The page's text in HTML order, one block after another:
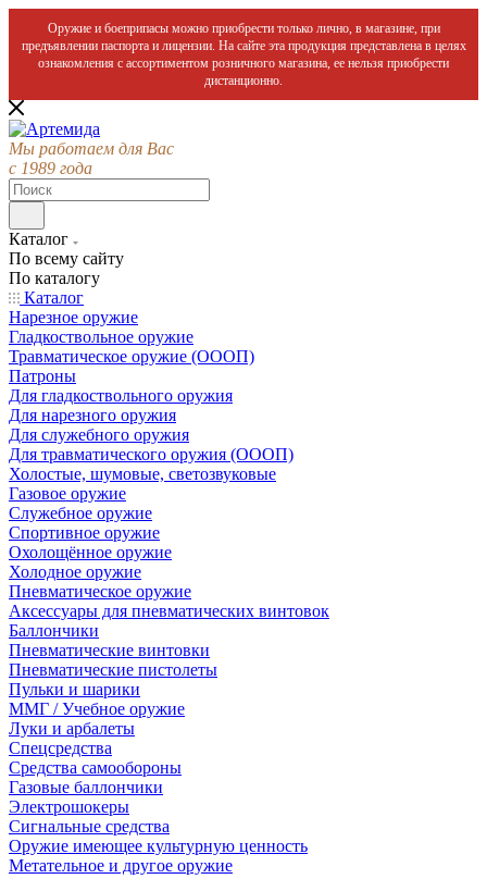
Оружие и боеприпасы можно приобрести только лично, в магазине, при
предъявлении паспорта и лицензии. На сайте эта продукция представлена в целях
ознакомления с ассортиментом розничного магазина, ее нельзя приобрести
дистанционно.
Мы работаем для Вас
с 1989 года
Каталог
По всему сайту
По каталогу
Каталог
Нарезное оружие
Гладкоствольное оружие
Травматическое оружие (ОООП)
Патроны
Для гладкоствольного оружия
Для нарезного оружия
Для служебного оружия
Для травматического оружия (ОООП)
Холостые, шумовые, светозвуковые
Газовое оружие
Служебное оружие
Спортивное оружие
Охолощённое оружие
Холодное оружие
Пневматическое оружие
Аксессуары для пневматических винтовок
Баллончики
Пневматические винтовки
Пневматические пистолеты
Пульки и шарики
ММГ / Учебное оружие
Луки и арбалеты
Спецсредства
Средства самообороны
Газовые баллончики
Электрошокеры
Сигнальные средства
Оружие имеющее культурную ценность
Метательное и другое оружие